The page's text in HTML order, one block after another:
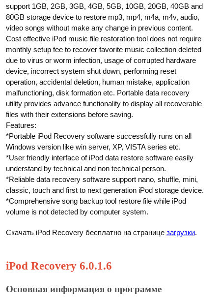
support 1GB, 2GB, 3GB, 4GB, 5GB, 10GB, 20GB, 40GB and
80GB storage device to restore mp3, mp4, m4a, m4v, audio,
video songs without make any change in previous content.
Cost effective iPod music file restoration tool does not require
monthly setup fee to recover favorite music collection deleted
due to virus or worm infection, usage of corrupted hardware
device, incorrect system shut down, performing reset
operation, accidental deletion, human mistake, application
malfunctioning, disk formation etc. Portable data recovery
utility provides advance functionality to display all recoverable
files with their extensions before saving.
Features:
*Portable iPod Recovery software successfully runs on all
Windows version like win server, XP, VISTA series etc.
*User friendly interface of iPod data restore software easily
understand by technical and non technical person.
*Reliable data recovery software support nano, shuffle, mini,
classic, touch and first to next generation iPod storage device.
*Comprehensive song backup tool restore file while iPod
volume is not detected by computer system.
Скачать iPod Recovery бесплатно на странице загрузки.
iPod Recovery 6.0.1.6
Основная информация о программе